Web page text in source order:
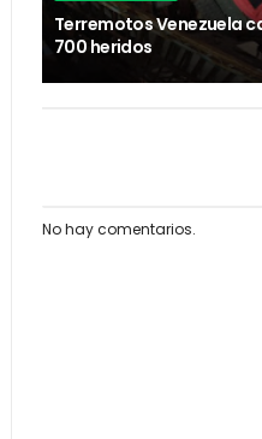
Terremotos Venezuela
700 heridos
No hay comentarios.